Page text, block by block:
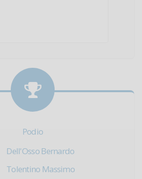
Podio
Dell'Osso Bernardo
Tolentino Massimo